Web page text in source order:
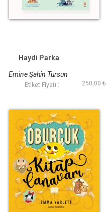
Haydi Parka
Emine Şahin Tursun
Etiket Fiyatı : 250,00 ₺